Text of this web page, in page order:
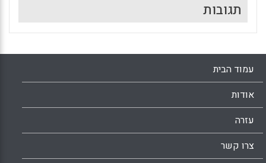
תגובות
עמוד הבית
אודות
עזרה
צרו קשר